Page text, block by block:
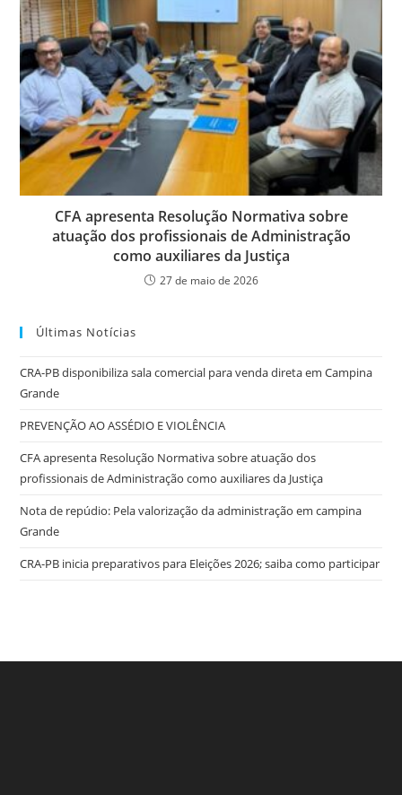
CFA apresenta Resolução Normativa sobre
atuação dos profissionais de Administração
como auxiliares da Justiça
27 de maio de 2026
Últimas Notícias
CRA-PB disponibiliza sala comercial para venda direta em Campina
Grande
PREVENÇÃO AO ASSÉDIO E VIOLÊNCIA
CFA apresenta Resolução Normativa sobre atuação dos
profissionais de Administração como auxiliares da Justiça
Nota de repúdio: Pela valorização da administração em campina
Grande
CRA-PB inicia preparativos para Eleições 2026; saiba como participar